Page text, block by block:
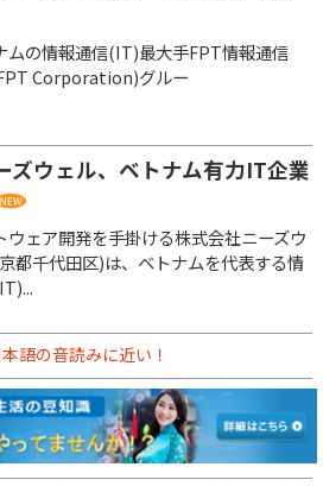
ムの情報通信(IT)最大手FPT情報通信
Corporation)グルー
ズウェル、ベトナム有力IT企業
ェア開発を手掛ける株式会社ニーズウ
都千代田区)は、ベトナムを代表する情
語の音読みに近い！